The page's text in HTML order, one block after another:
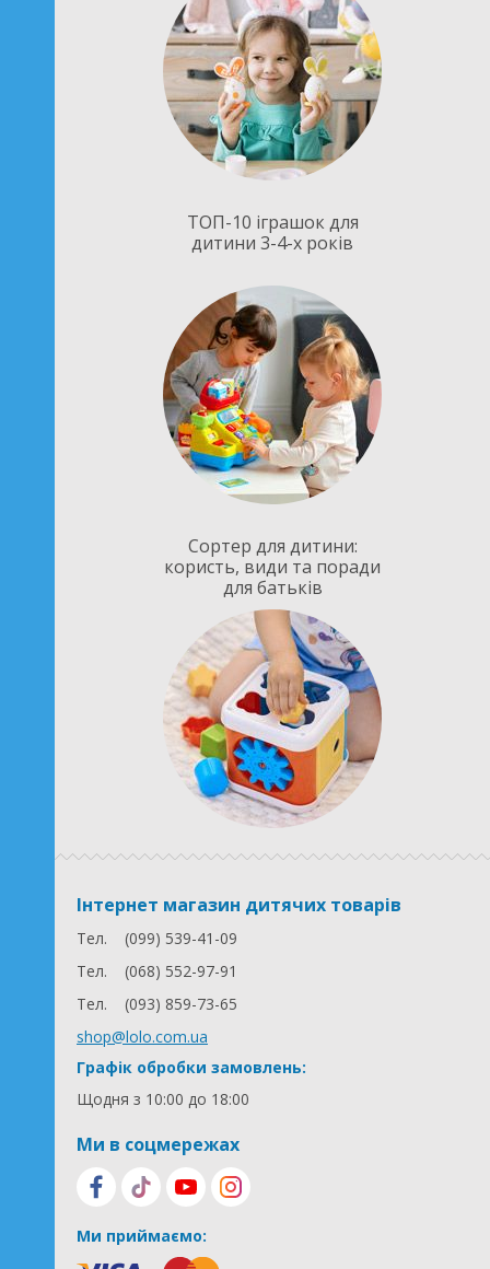
ТОП-10 іграшок для
дитини 3-4-х років
Сортер для дитини:
користь, види та поради
для батьків
Інтернет магазин дитячих товарів
Тел.
(099) 539-41-09
Тел.
(068) 552-97-91
Тел.
(093) 859-73-65
shop@lolo.com.ua
Графік обробки замовлень:
Щодня з 10:00 до 18:00
Ми в соцмережах
Ми приймаємо: